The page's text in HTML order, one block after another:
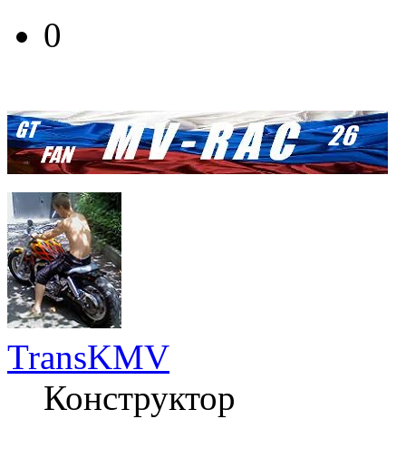
0
TransKMV
Конструктор